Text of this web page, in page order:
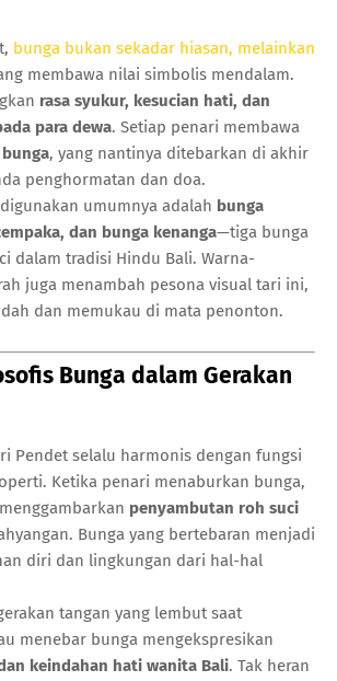
bunga bukan sekadar hiasan, melainkan
membawa nilai simbolis mendalam.
rasa syukur, kesucian hati, dan
para dewa. Setiap penari membawa
, yang nantinya ditebarkan di akhir
penghormatan dan doa.
umumnya adalah bunga
dan bunga kenanga—tiga bunga
dalam tradisi Hindu Bali. Warna-
juga menambah pesona visual tari ini,
dan memukau di mata penonton.
Bunga dalam Gerakan
Pendet selalu harmonis dengan fungsi
Ketika penari menaburkan bunga,
penyambutan roh suci
Bunga yang bertebaran menjadi
diri dan lingkungan dari hal-hal
tangan yang lembut saat
menebar bunga mengekspresikan
keindahan hati wanita Bali. Tak heran